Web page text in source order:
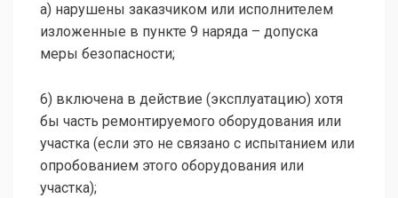
а) нарушены заказчиком или исполнителем
изложенные в пункте 9 наряда – допуска
меры безопасности;
6) включена в действие (эксплуатацию) хотя
бы часть ремонтируемого оборудования или
участка (если это не связано с испытанием или
опробованием этого оборудования или
участка);